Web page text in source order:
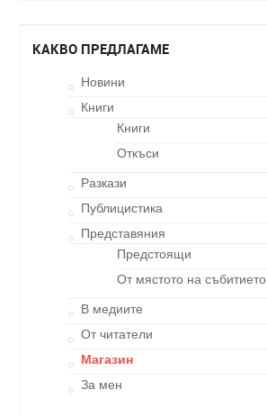
КАКВО ПРЕДЛАГАМЕ
Новини
Книги
Книги
Откъси
Разкази
Публицистика
Представяния
Предстоящи
От мястото на събитието
В медиите
От читатели
Магазин
За мен